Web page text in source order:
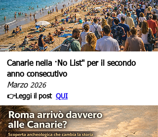
Canarie nella ·No List" per il secondo
anno consecutivo
Marzo 2026
👉Leggi il post QUI